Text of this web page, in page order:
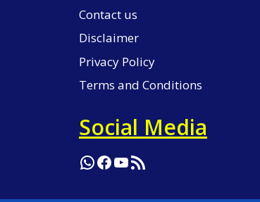
Contact us
Disclaimer
Privacy Policy
Terms and Conditions
Social Media
WhatsApp
Facebook
YouTube
RSS Feed